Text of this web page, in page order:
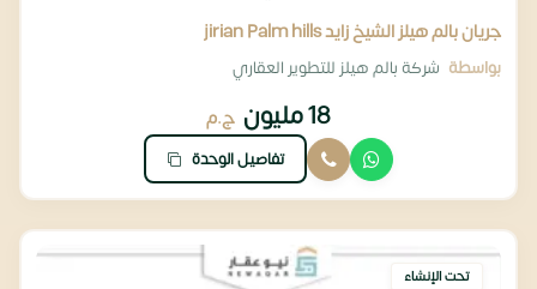
جريان بالم هيلز الشيخ زايد jirian Palm hills
بواسطة شركة بالم هيلز للتطوير العقاري
18 مليون ج.م
تفاصيل الوحدة
تحت الإنشاء